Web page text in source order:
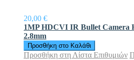
20,00 €
1MP HDCVI IR Bullet Camera
2.8mm
Προσθήκη στο Καλάθι
Προσθήκη στη Λίστα Επιθυμιών